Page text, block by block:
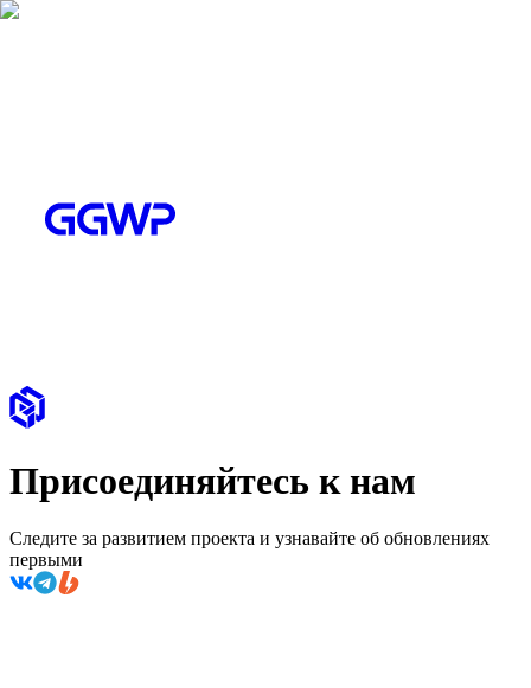
Присоединяйтесь к нам
Следите за развитием проекта и узнавайте об обновлениях
первыми